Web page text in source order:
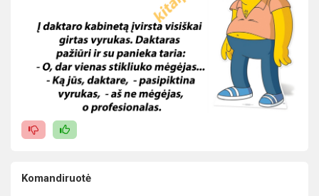
Komandiruotė